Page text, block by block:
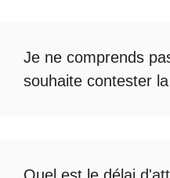
Je ne comprends
souhaite contester